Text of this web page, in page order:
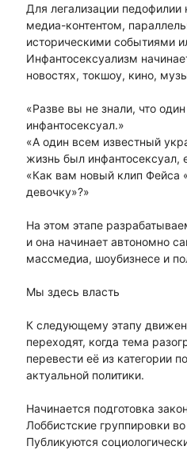
Для легализации
медиа-контентом,
историческими событиями
Инфантосексуализм
новостях, токшоу, кино,
«Разве вы не знали, что
инфантосексуал.»
«А один всем известный
жизнь был инфантосексуал,
«Как вам новый клип Фейса
девочку»?»
На этом этапе
и она начинает автономно
массмедиа, шоубизнесе и
Мы здесь власть
К следующему этапу
переходят, когда тема
перевести её из категории
актуальной политики.
Начинается подготовка
Лоббистские группировки
Публикуются